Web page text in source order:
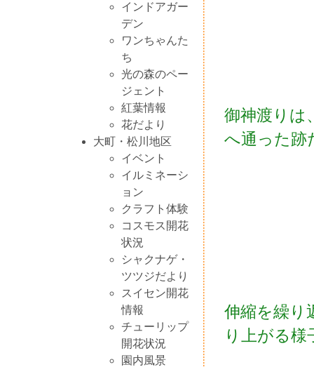
インドアガー
デン
ワンちゃんた
ち
光の森のペー
ジェント
紅葉情報
花だより
大町・松川地区
イベント
イルミネーシ
ョン
クラフト体験
コスモス開花
状況
シャクナゲ・
ツツジだより
スイセン開花
情報
チューリップ
開花状況
園内風景
御神渡りは
へ通った跡
伸縮を繰り
り上がる様